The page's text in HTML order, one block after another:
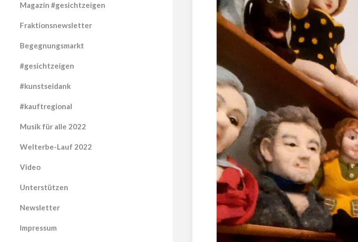
Magazin #gesichtzeigen
Fraktionsnewsletter
Begegnungsmarkt
#gesichtzeigen
#kunstseidank
#kauftregional
Musik für alle 2022
Welterbe-Lauf 2022
Video
Unterstützen
Newsletter
Impressum